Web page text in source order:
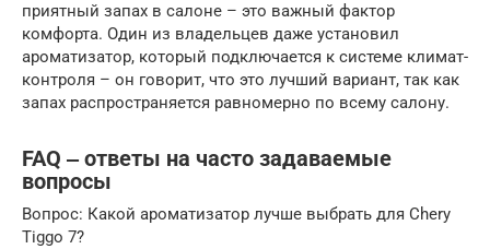
приятный запах в салоне – это важный фактор
комфорта. Один из владельцев даже установил
ароматизатор, который подключается к системе климат-
контроля – он говорит, что это лучший вариант, так как
запах распространяется равномерно по всему салону.
FAQ ‒ ответы на часто задаваемые
вопросы
Вопрос: Какой ароматизатор лучше выбрать для Chery
Tiggo 7?